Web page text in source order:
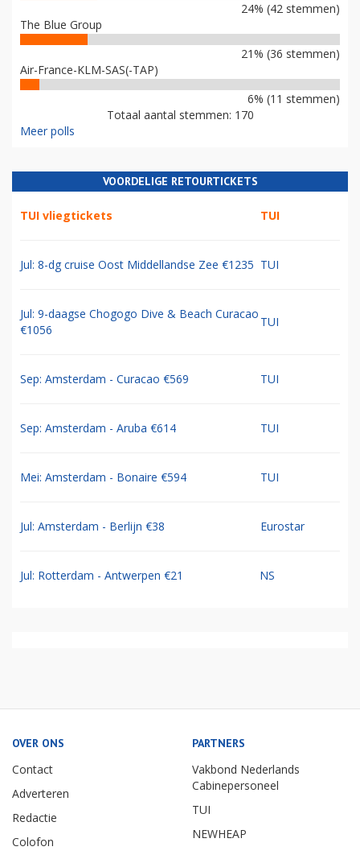
24% (42 stemmen)
The Blue Group
21% (36 stemmen)
Air-France-KLM-SAS(-TAP)
6% (11 stemmen)
Totaal aantal stemmen: 170
Meer polls
VOORDELIGE RETOURTICKETS
TUI vliegtickets TUI
Jul: 8-dg cruise Oost Middellandse Zee €1235 TUI
Jul: 9-daagse Chogogo Dive & Beach Curacao
€1056
TUI
Sep: Amsterdam - Curacao €569 TUI
Sep: Amsterdam - Aruba €614 TUI
Mei: Amsterdam - Bonaire €594 TUI
Jul: Amsterdam - Berlijn €38 Eurostar
Jul: Rotterdam - Antwerpen €21 NS
OVER ONS
Contact
Adverteren
Redactie
Colofon
PARTNERS
Vakbond Nederlands
Cabinepersoneel
TUI
NEWHEAP